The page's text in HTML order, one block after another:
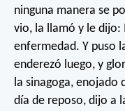
ninguna manera se
vio, la llamó y le dijo:
enfermedad. Y puso
enderezó luego, y
la sinagoga, enojado
día de reposo, dijo a